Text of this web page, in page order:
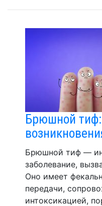
Брюшной
Брюшной тиф —
заболевание,
Оно имеет
передачи,
интоксикацией,